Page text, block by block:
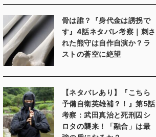
骨は誰？『身代金は誘拐で
す』4話ネタバレ考察｜刺さ
れた熊守は自作自演か？ラ
ストの蒼空に絶望
【ネタバレあり】『こちら
予備自衛英雄補？！』第5話
考察：武田真治と死刑囚シ
ロタの襲来！「融合」は最